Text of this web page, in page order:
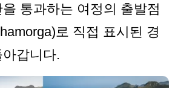
통과하는 여정의 출발점
로 직접 표시된 경
갑니다.